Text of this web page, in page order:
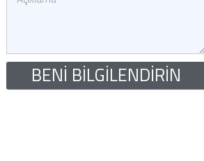
Mesajınız
BENI BILGILENDIRIN